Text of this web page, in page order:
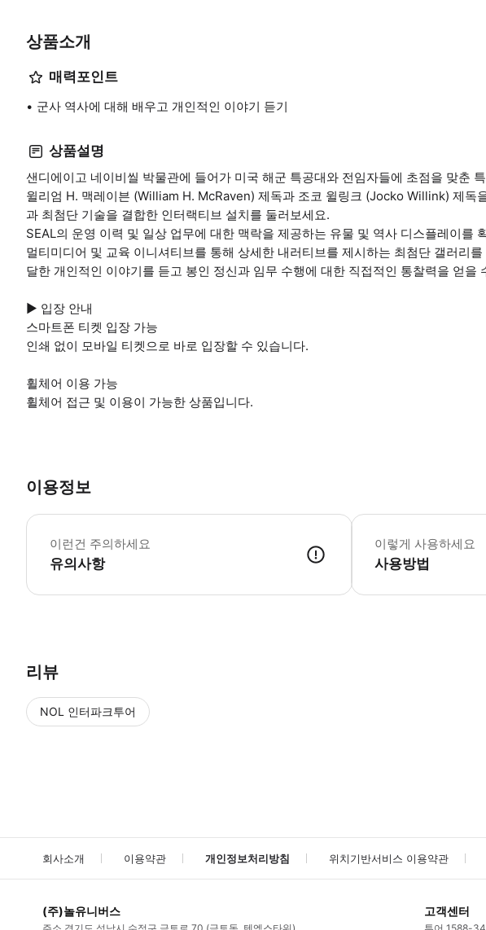
상품소개
매력포인트
군사 역사에 대해 배우고 개인적인 이야기 듣기
상품설명
샌디에이고 네이비씰 박물관에 들어가 미국 해군 특공대와 전임자들에 초점을 맞춘
윌리엄 H. 맥레이븐 (William H. McRaven) 제독과 조코 윌링크 (Jocko Willink) 제독
과 최첨단 기술을 결합한 인터랙티브 설치를 둘러보세요.
SEAL의 운영 이력 및 일상 업무에 대한 맥락을 제공하는 유물 및 역사 디스플레이를
멀티미디어 및 교육 이니셔티브를 통해 상세한 내러티브를 제시하는 최첨단 갤러리
달한 개인적인 이야기를 듣고 봉인 정신과 임무 수행에 대한 직접적인 통찰력을 얻을
▶ 입장 안내
스마트폰 티켓 입장 가능
인쇄 없이 모바일 티켓으로 바로 입장할 수 있습니다.
휠체어 이용 가능
휠체어 접근 및 이용이 가능한 상품입니다.
이용정보
이런건 주의하세요
유의사항
▶ 꼭 알아두세요 * 방문객
이렇게 사용하세요
사용방법
리뷰
NOL 인터파크투어
회사소개 이용약관 개인정보처리방침 위치기반서비스 이용약관
(주)놀유니버스 고객센터